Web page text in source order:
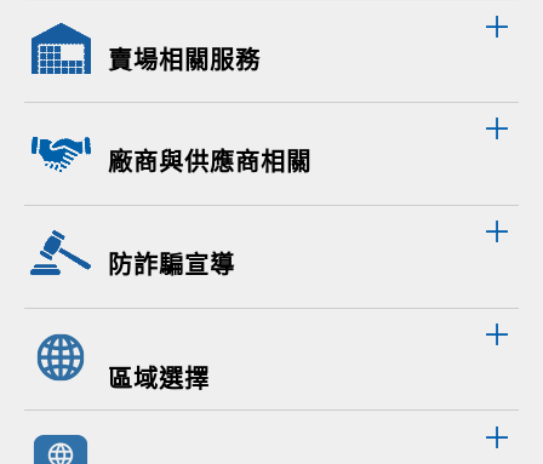
賣場相關服務
廠商與供應商相關
防詐騙宣導
區域選擇